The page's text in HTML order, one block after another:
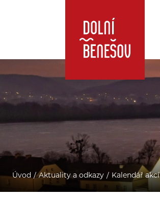
Úvod Aktuality a odkazy Kalendář akcí